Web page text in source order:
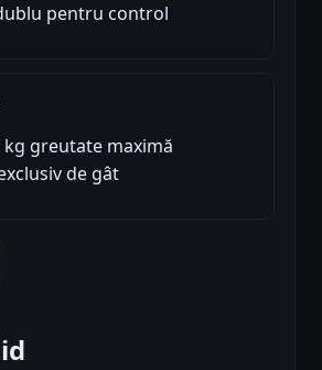
pentru control
kg greutate maximă
de gât